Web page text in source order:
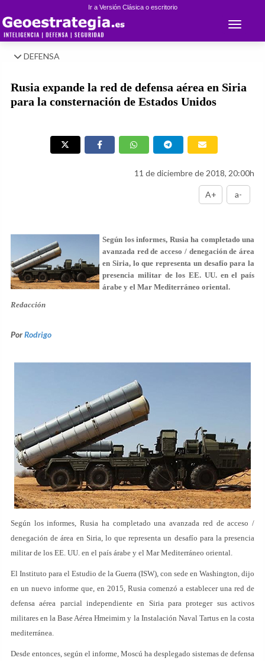
Ir a Versión Clásica o escritorio
Toggle
DEFENSA
Rusia expande la red de defensa aérea en Siria
para la consternación de Estados Unidos
11 de diciembre de 2018, 20:00h
A+ a-
Según los informes, Rusia ha completado una
avanzada red de acceso / denegación de área
en Siria, lo que representa un desafío para la
presencia militar de los EE. UU. en el país
árabe y el Mar Mediterráneo oriental.
Redacción
PorRodrigo
Según los informes, Rusia ha completado una avanzada red de acceso /
denegación de área en Siria, lo que representa un desafío para la presencia
militar de los EE. UU. en el país árabe y el Mar Mediterráneo oriental.
El Instituto para el Estudio de la Guerra (ISW), con sede en Washington, dijo
en un nuevo informe que, en 2015, Rusia comenzó a establecer una red de
defensa aérea parcial independiente en Siria para proteger sus activos
militares en la Base Aérea Hmeimim y la Instalación Naval Tartus en la costa
mediterránea.
Desde entonces, según el informe, Moscú ha desplegado sistemas de defensa